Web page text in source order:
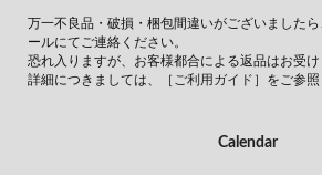
万一不良品・破損・梱包間違いがございました
ールにてご連絡ください。
恐れ入りますが、お客様都合による返品はお受け
詳細につきましては、
［ご利用ガイド］ をご参照
Calendar